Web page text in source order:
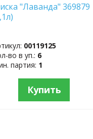
"Лаванда" 369879
00119125
во в уп.: 6
партия: 1
Купить